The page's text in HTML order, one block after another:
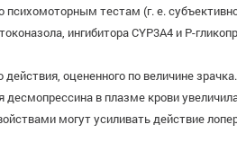
тестам (г. е.
ингибитора CYP3A4 и Р-
оцененного по величине зрачка.
в плазме крови
могут усиливать действие